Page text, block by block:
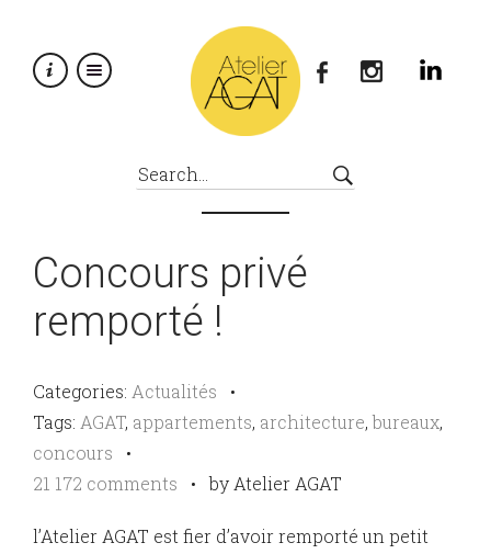
Concours privé
remporté !
Categories: Actualités •
Tags: AGAT, appartements, architecture,bureaux,
concours •
21 172 comments •by Atelier AGAT
l’Atelier AGAT est fier d’avoir remporté un petit